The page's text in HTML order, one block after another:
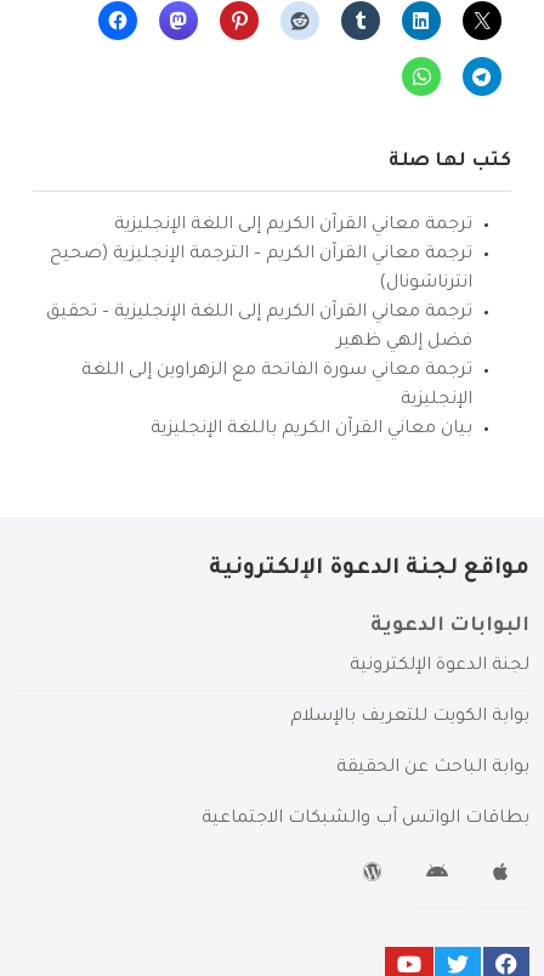
كتب لها صلة
ترجمة معاني القرآن الكريم إلى اللغة الإنجليزية
ترجمة معاني القرآن الكريم – الترجمة الإنجليزية (صحيح
انترناشونال)
ترجمة معاني القرآن الكريم إلى اللغة الإنجليزية – تحقيق
فضل إلهي ظهير
ترجمة معاني سورة الفاتحة مع الزهراوين إلى اللغة
الإنجليزية
بيان معاني القرآن الكريم باللغة الإنجليزية
مواقع لجنة الدعوة الإلكترونية
البوابات الدعوية
لجنة الدعوة الإلكترونية
بوابة الكويت للتعريف بالإسلام
بوابة الباحث عن الحقيقة
بطاقات الواتس آب والشبكات الاجتماعية